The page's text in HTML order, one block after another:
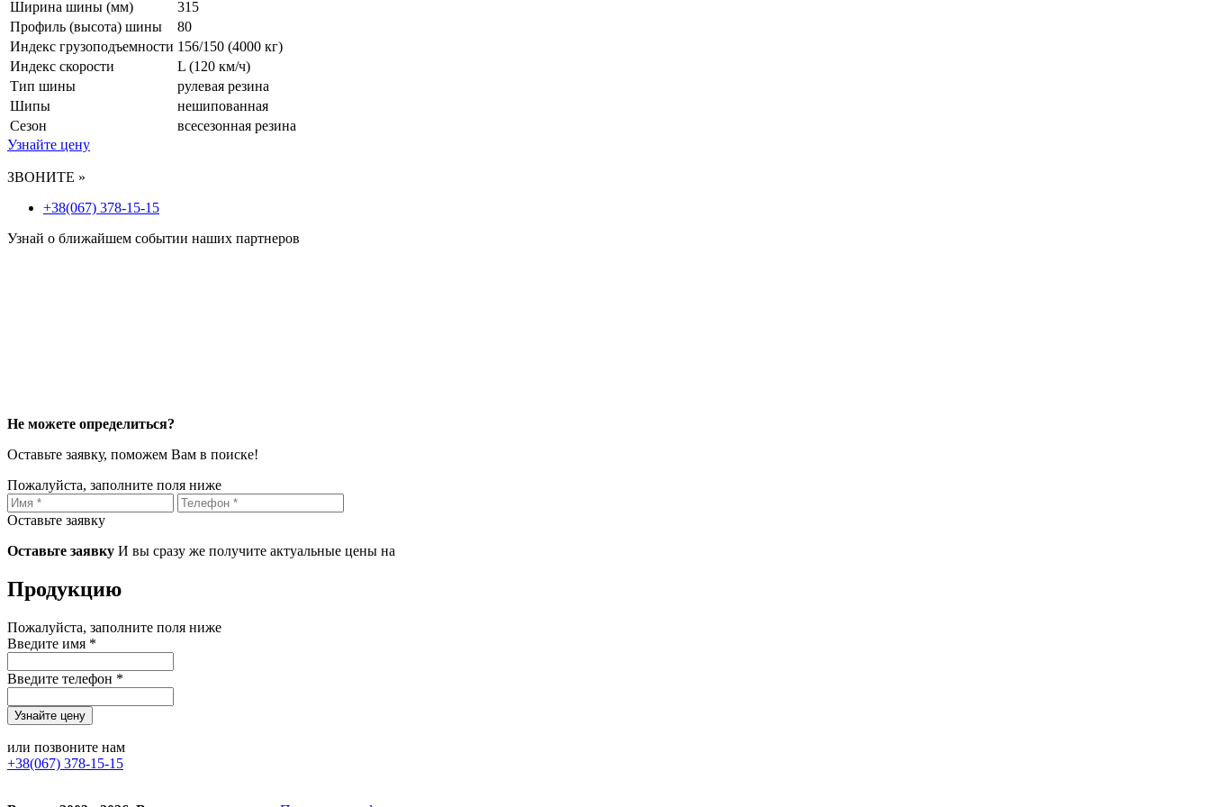
Ширина шины (мм)
315
Профиль (высота) шины
80
Индекс грузоподъемности 156/150 (4000 кг)
Индекс скорости
L (120 км/ч)
Тип шины
рулевая резина
Шипы
нешипованная
Сезон
всесезонная резина
Узнайте цену
ЗВОНИТЕ »
+38(067) 378-15-15
Узнай о ближайшем событии наших партнеров
Не можете определиться?
Оставьте заявку, поможем Вам в поиске!
Пожалуйста, заполните поля ниже
Оставьте заявку
Оставьте заявку И вы сразу же получите актуальные цены на
Продукцию
Пожалуйста, заполните поля ниже
Введите имя *
Введите телефон *
или позвоните нам
+38(067) 378-15-15